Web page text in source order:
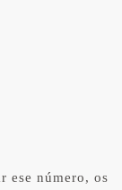
ese número, os